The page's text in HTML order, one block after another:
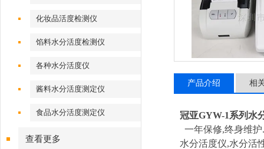
化妆品活度检测仪
馅料水分活度检测仪
各种水分活度仪
酱料水分活度测定仪
食品水分活度测定仪
查看更多
产品介绍 相
冠亚GYW-1系列水
一年保修,终身维
水分活度仪,水分活